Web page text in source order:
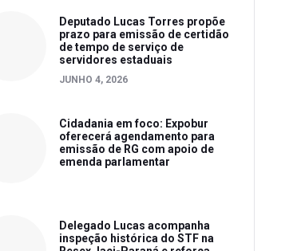
Deputado Lucas Torres propõe
prazo para emissão de certidão
de tempo de serviço de
servidores estaduais
JUNHO 4, 2026
Cidadania em foco: Expobur
oferecerá agendamento para
emissão de RG com apoio de
emenda parlamentar
Delegado Lucas acompanha
inspeção histórica do STF na